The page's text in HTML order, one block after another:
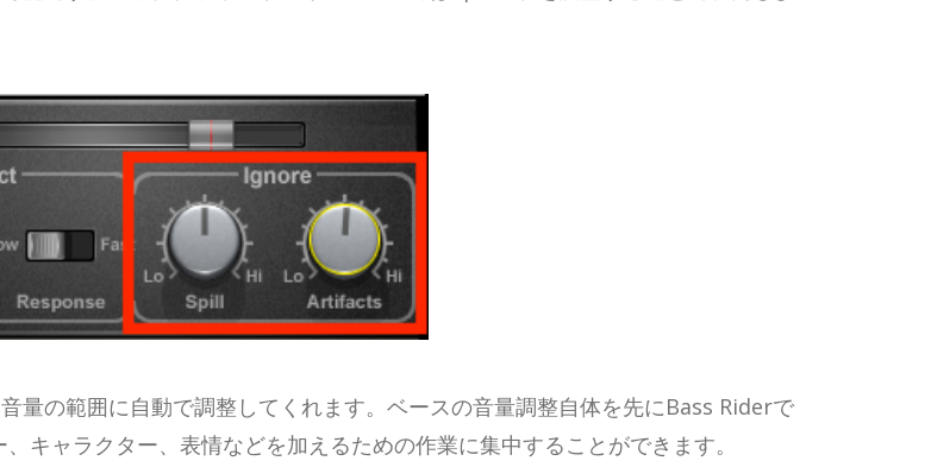
量の範囲に自動で調整してくれます。ベースの音量調整自体を先にBass Riderで
キャラクター、表情などを加えるための作業に集中することができます。